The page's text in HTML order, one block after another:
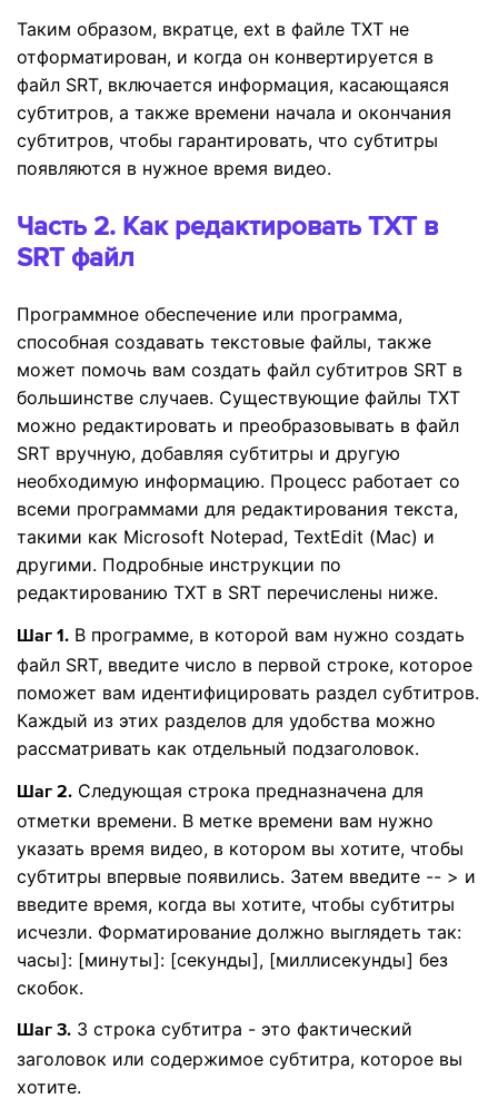
Таким образом, вкратце, ext в файле TXT не
отформатирован, и когда он конвертируется в
файл SRT, включается информация, касающаяся
субтитров, а также времени начала и окончания
субтитров, чтобы гарантировать, что субтитры
появляются в нужное время видео.
Часть 2. Как редактировать TXT в
SRT файл
Программное обеспечение или программа,
способная создавать текстовые файлы, также
может помочь вам создать файл субтитров SRT в
большинстве случаев. Существующие файлы TXT
можно редактировать и преобразовывать в файл
SRT вручную, добавляя субтитры и другую
необходимую информацию. Процесс работает со
всеми программами для редактирования текста,
такими как Microsoft Notepad, TextEdit (Mac) и
другими. Подробные инструкции по
редактированию TXT в SRT перечислены ниже.
Шаг 1. В программе, в которой вам нужно создать
файл SRT, введите число в первой строке, которое
поможет вам идентифицировать раздел субтитров.
Каждый из этих разделов для удобства можно
рассматривать как отдельный подзаголовок.
Шаг 2. Следующая строка предназначена для
отметки времени. В метке времени вам нужно
указать время видео, в котором вы хотите, чтобы
субтитры впервые появились. Затем введите -- > и
введите время, когда вы хотите, чтобы субтитры
исчезли. Форматирование должно выглядеть так:
часы]: [минуты]: [секунды], [миллисекунды] без
скобок.
Шаг 3. 3 строка субтитра - это фактический
заголовок или содержимое субтитра, которое вы
хотите.